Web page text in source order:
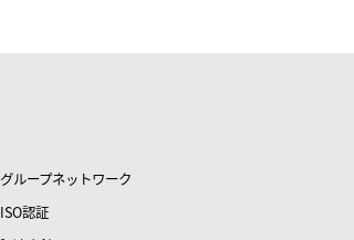
グループネットワーク
ISO認証